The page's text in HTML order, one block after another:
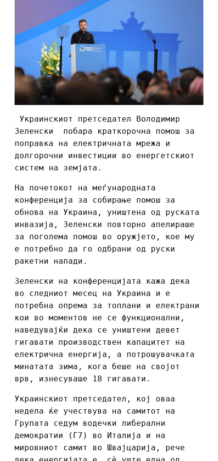
Украинскиот претседател Володимир
Зеленски побара краткорочна помош за
поправка на електричната мрежа и
долгорочни инвестиции во енергетскиот
систем на земјата.
На почетокот на меѓународната
конференција за собирање помош за
обнова на Украина, уништена од руската
инвазија, Зеленски повторно апелираше
за поголема помош во оружјето, кое му
е потребно да го одбрани од руски
ракетни напади.
Зеленски на конференцијата кажа дека
во следниот месец на Украина и е
потребна опрема за топлани и електрани
кои во моментов не се функционални,
наведувајќи дека се уништени девет
гигавати производствен капацитет на
електрична енергија, а потрошувачката
минатата зима, кога беше на својот
врв, изнесуваше 18 гигавати.
Украинскиот претседател, кој оваа
недела ќе учествува на самитот на
Групата седум водечки либерални
демократии (Г7) во Италија и на
мировниот самит во Швајцарија, рече